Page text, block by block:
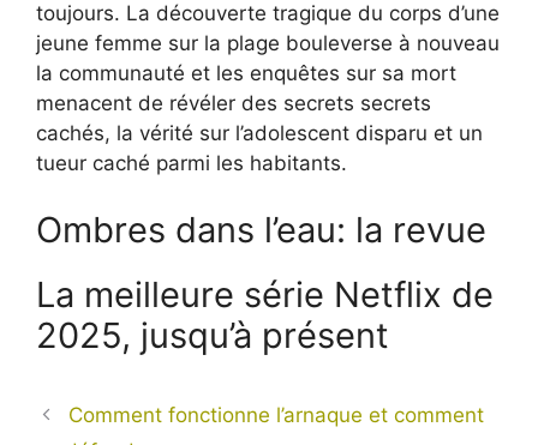
toujours. La découverte tragique du corps d’une
jeune femme sur la plage bouleverse à nouveau
la communauté et les enquêtes sur sa mort
menacent de révéler des secrets secrets
cachés, la vérité sur l’adolescent disparu et un
tueur caché parmi les habitants.
Ombres dans l’eau: la revue
La meilleure série Netflix de
2025, jusqu’à présent
Comment fonctionne l’arnaque et comment